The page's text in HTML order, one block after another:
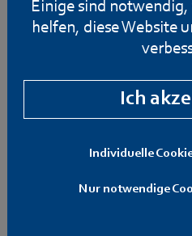
Einige sind
helfen, diese Website
Ich
Individuelle
Nur notwendige